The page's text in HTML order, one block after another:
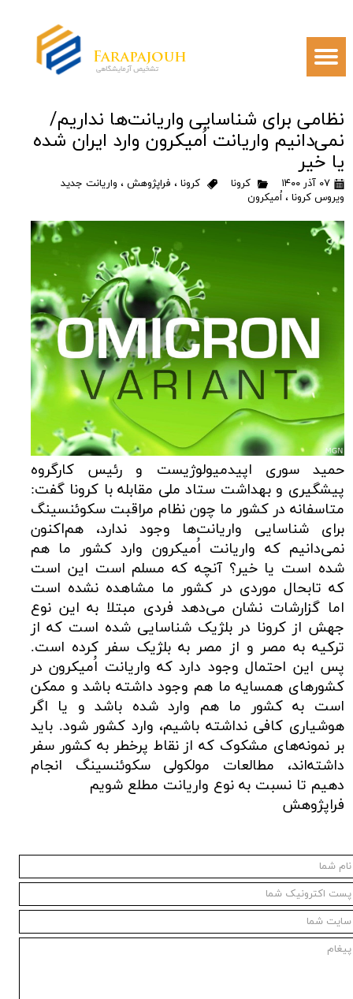
نظامی برای شناسایی واریانت‌ها نداریم/
نمی‌دانیم واریانت اُمیکرون وارد ایران شده
یا خیر
۰۷ آذر ۱۴۰۰ کرونا کرونا ، فراپژوهش ، واریانت جدید
ویروس کرونا ،اُمیکرون
حمید سوری اپیدمیولوژیست و رئیس کارگروه
پیشگیری و بهداشت ستاد ملی مقابله با کرونا گفت:
متاسفانه در کشور ما چون نظام مراقبت سکوئنسینگ
برای شناسایی واریانت‌ها وجود ندارد، هم‌اکنون
نمی‌دانیم که واریانت اُمیکرون وارد کشور ما هم
شده است یا خیر؟ آنچه که مسلم است این است
که تابحال موردی در کشور ما مشاهده نشده است
اما گزارشات نشان می‌دهد فردی مبتلا به این نوع
جهش از کرونا در بلژیک شناسایی شده است که از
ترکیه به مصر و از مصر به بلژیک سفر کرده است.
پس این احتمال وجود دارد که واریانت اُمیکرون در
کشورهای همسایه ما هم وجود داشته باشد و ممکن
است به کشور ما هم وارد شده باشد و یا اگر
هوشیاری کافی نداشته باشیم، وارد کشور شود. باید
بر نمونه‌های مشکوک که از نقاط پرخطر به کشور سفر
داشته‌اند، مطالعات مولکولی سکوئنسینگ انجام
دهیم تا نسبت به نوع واریانت مطلع شویم
فراپژوهش